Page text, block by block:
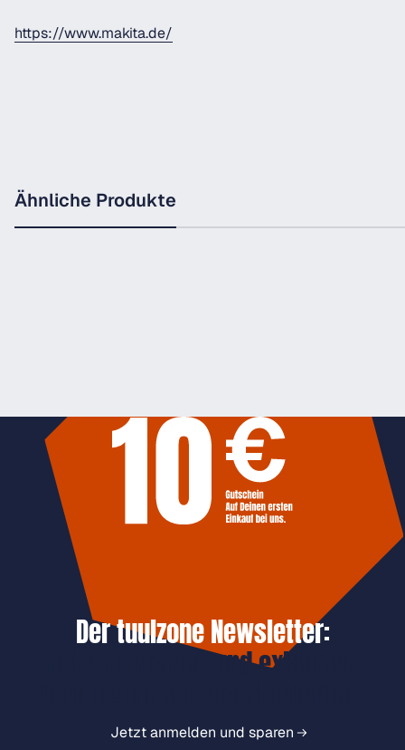
https://www.makita.de/
Ähnliche Produkte
Der tuulzone Newsletter:
Jetzt anmelden und exklusive
Jetzt anmelden und sparen